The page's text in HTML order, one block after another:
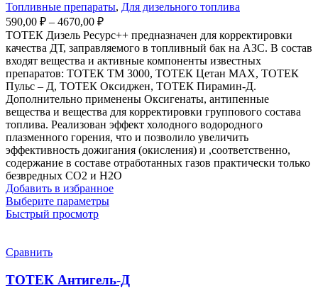
Топливные препараты, Для дизельного топлива
590,00 ₽ – 4670,00 ₽Диапазон
цен:
590,00 ₽
–
4670,00 ₽
ТОТЕК Дизель Ресурс++ предназначен для корректировки
качества ДТ, заправляемого в топливный бак на АЗС. В состав
входят вещества и активные компоненты известных
препаратов: ТОТЕК ТМ 3000, ТОТЕК Цетан МАХ, ТОТЕК
Пульс – Д, ТОТЕК Оксиджен, ТОТЕК Пирамин-Д.
Дополнительно применены Оксигенаты, антипенные
вещества и вещества для корректировки группового состава
топлива. Реализован эффект холодного водородного
плазменного горения, что и позволило увеличить
эффективность дожигания (окисления) и ,соответственно,
содержание в составе отработанных газов практически только
безвредных СО2 и Н2О
Добавить в избранное
Выберите параметрыЭтот
можно
выбрать
Быстрый просмотр
Сравнить
ТОТЕК Антигель-Д